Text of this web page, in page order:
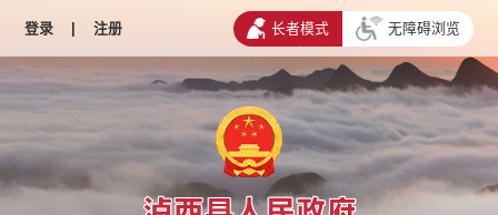
登录 | 注册 长者模式 无障碍浏览